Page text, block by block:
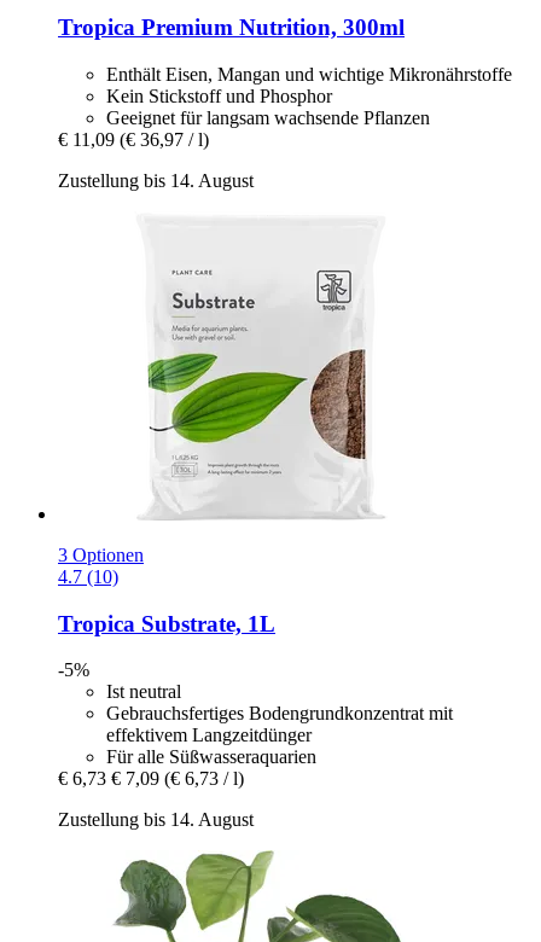
Tropica Premium Nutrition, 300ml
Enthält Eisen, Mangan und wichtige Mikronährstoffe
Kein Stickstoff und Phosphor
Geeignet für langsam wachsende Pflanzen
€ 11,09 (€ 36,97 / l)
Zustellung bis 14. August
3 Optionen
4.7 (10)
Tropica Substrate, 1L
-5%
Ist neutral
Gebrauchsfertiges Bodengrundkonzentrat mit
effektivem Langzeitdünger
Für alle Süßwasseraquarien
€ 6,73 € 7,09 (€ 6,73 / l)
Zustellung bis 14. August